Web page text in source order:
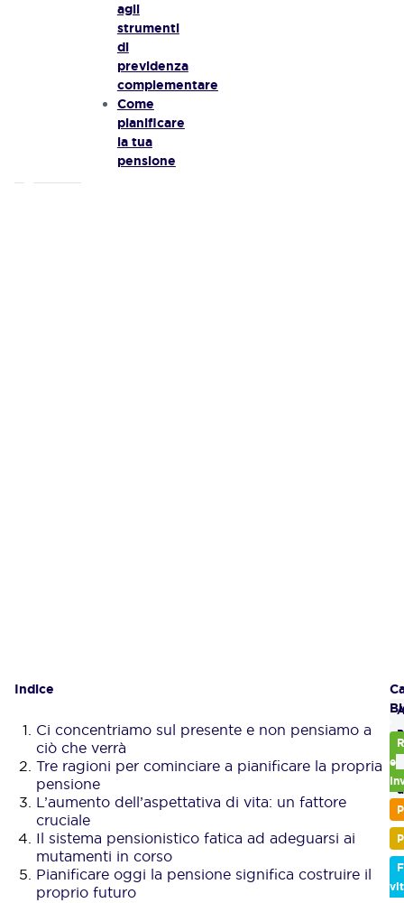
Indice
Ci concentriamo sul presente e non pensiamo a
ciò che verrà
Tre ragioni per cominciare a pianificare la propria
pensione
L’aumento dell’aspettativa di vita: un fattore
cruciale
Il sistema pensionistico fatica ad adeguarsi ai
mutamenti in corso
Pianificare oggi la pensione significa costruire il
proprio futuro
e
agli
strumenti
di
previdenza
complementare
Come
pianificare
la tua
pensione